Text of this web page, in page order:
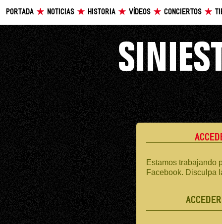
PORTADA NOTICIAS HISTORIA VÍDEOS CONCIERTOS
Estamos trabajando
Facebook. Disculpa